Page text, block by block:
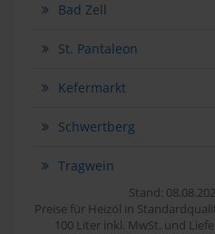
Bad Zell
St. Pantaleon
Kefermarkt
Schwertberg
Tragwein
Stand:
Preise für Heizöl in
100 Liter inkl. MwSt. und